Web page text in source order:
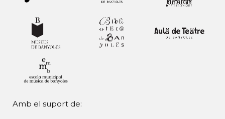
Amb el suport de: